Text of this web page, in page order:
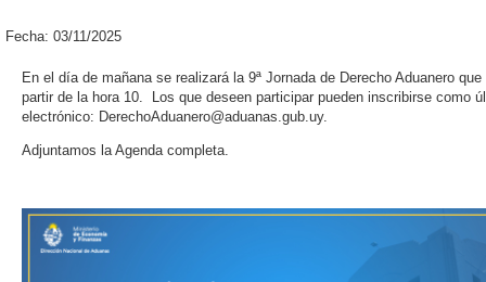
Fecha: 03/11/2025
En el día de mañana se realizará la 9ª Jornada de Derecho Aduanero
partir de la hora 10. Los que deseen participar pueden inscribirse como
electrónico: DerechoAduanero@aduanas.gub.uy.
Adjuntamos la Agenda completa.